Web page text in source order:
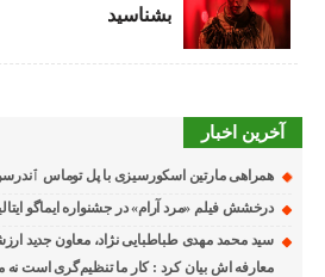
بشناسید
آخرین اخبار
همراهی مارتین اسکورسیزی با پل توماس
درخشش فیلم «مرد آرام» در جشنواره ایماگو ایتالیا
سید محمد مهدی طباطبایی نژاد، معاون جدید
معارفه اش بیان کرد : کار ما تنظیم‌گری است نه